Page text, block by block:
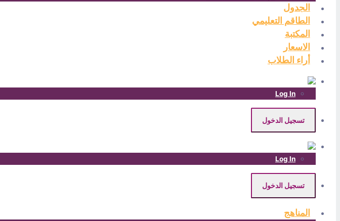
الجدول
الطاقم التعليمي
المكتبة
الاسعار
أراء الطلاب
Log In
تسجيل الدخول
Log In
تسجيل الدخول
المناهج